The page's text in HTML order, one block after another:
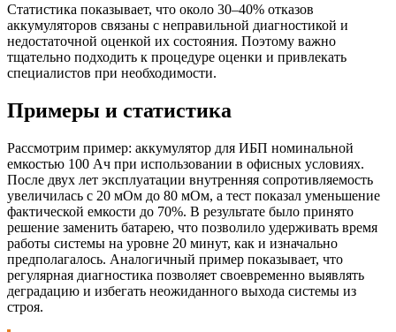
Статистика показывает, что около 30–40% отказов
аккумуляторов связаны с неправильной диагностикой и
недостаточной оценкой их состояния. Поэтому важно
тщательно подходить к процедуре оценки и привлекать
специалистов при необходимости.
Примеры и статистика
Рассмотрим пример: аккумулятор для ИБП номинальной
емкостью 100 Ач при использовании в офисных условиях.
После двух лет эксплуатации внутренняя сопротивляемость
увеличилась с 20 мОм до 80 мОм, а тест показал уменьшение
фактической емкости до 70%. В результате было принято
решение заменить батарею, что позволило удерживать время
работы системы на уровне 20 минут, как и изначально
предполагалось. Аналогичный пример показывает, что
регулярная диагностика позволяет своевременно выявлять
деградацию и избегать неожиданного выхода системы из
строя.